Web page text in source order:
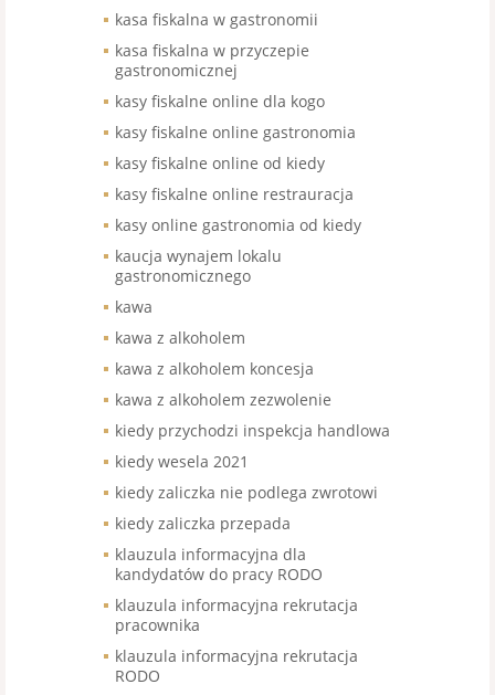
kasa fiskalna w gastronomii
kasa fiskalna w przyczepie
gastronomicznej
kasy fiskalne online dla kogo
kasy fiskalne online gastronomia
kasy fiskalne online od kiedy
kasy fiskalne online restrauracja
kasy online gastronomia od kiedy
kaucja wynajem lokalu
gastronomicznego
kawa
kawa z alkoholem
kawa z alkoholem koncesja
kawa z alkoholem zezwolenie
kiedy przychodzi inspekcja handlowa
kiedy wesela 2021
kiedy zaliczka nie podlega zwrotowi
kiedy zaliczka przepada
klauzula informacyjna dla
kandydatów do pracy RODO
klauzula informacyjna rekrutacja
pracownika
klauzula informacyjna rekrutacja
RODO